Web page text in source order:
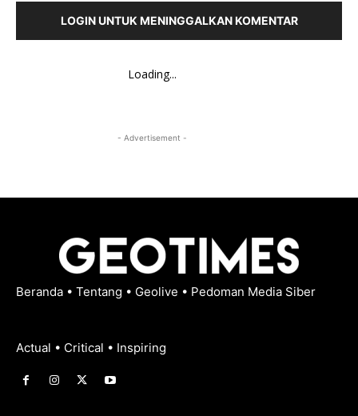
LOGIN UNTUK MENINGGALKAN KOMENTAR
Loading...
- Advertisement -
Beranda • Tentang • Geolive • Pedoman Media Siber
Actual • Critical • Inspiring